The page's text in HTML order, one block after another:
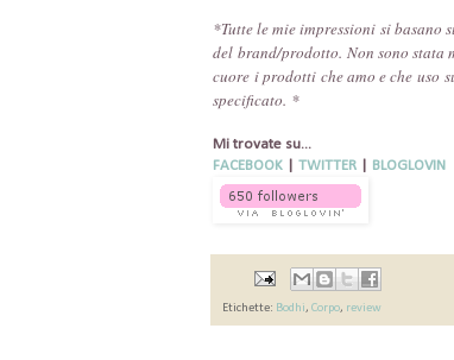
*Tutte le mie impressioni si basano
del brand/prodotto. Non sono stata
cuore i prodotti che amo e che uso
specificato. *
Mi trovate su...
FACEBOOK
TWITTER BLOGLOVIN
Etichette: Bodhi, Corpo, review